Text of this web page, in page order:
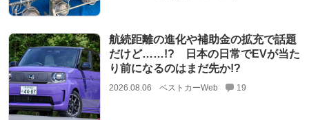
航続距離の進化や補助金の拡充で話題
だけど……!? 日本の日常でEVが当た
り前になるのはまだ先か!?
2026.08.06 ベストカーWeb 19